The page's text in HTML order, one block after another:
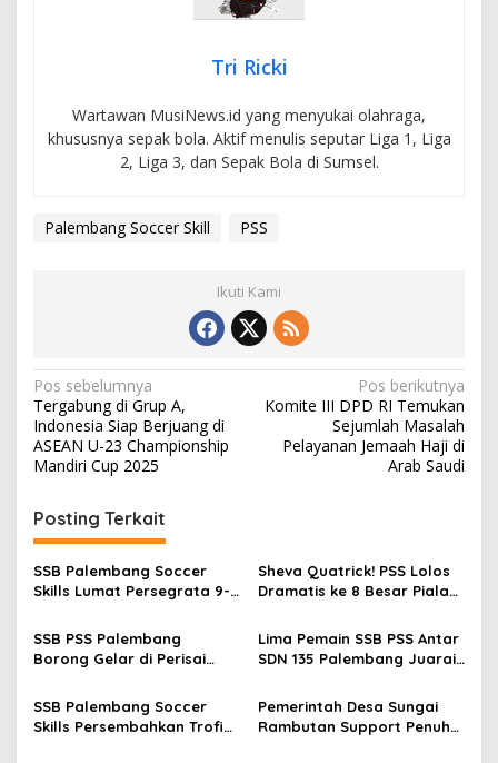
Tri Ricki
Wartawan MusiNews.id yang menyukai olahraga,
khususnya sepak bola. Aktif menulis seputar Liga 1, Liga
2, Liga 3, dan Sepak Bola di Sumsel.
Palembang Soccer Skill PSS
Ikuti Kami
N
a
v
i
g
a
s
i
p
o
s
Pos sebelumnya
Tergabung di Grup A,
Indonesia Siap Berjuang di
ASEAN U-23 Championship
Mandiri Cup 2025
Pos berikutnya
Komite III DPD RI Temukan
Sejumlah Masalah
Pelayanan Jemaah Haji di
Arab Saudi
Posting Terkait
SSB Palembang Soccer
Skills Lumat Persegrata 9-0
Sumsel 2025
Sheva Quatrick! PSS Lolos
Dramatis ke 8 Besar Piala
SSB PSS Palembang
Borong Gelar di Perisai
Best Kiper!
Lima Pemain SSB PSS Antar
SDN 135 Palembang Juarai
Se-Kota Palembang
SSB Palembang Soccer
Skills Persembahkan Trofi
Pemerintah Desa Sungai
Rambutan Support Penuh